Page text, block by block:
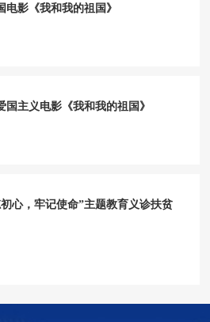
影《我和我的祖国》
主义电影《我和我的祖国》
心，牢记使命”主题教育义诊扶贫